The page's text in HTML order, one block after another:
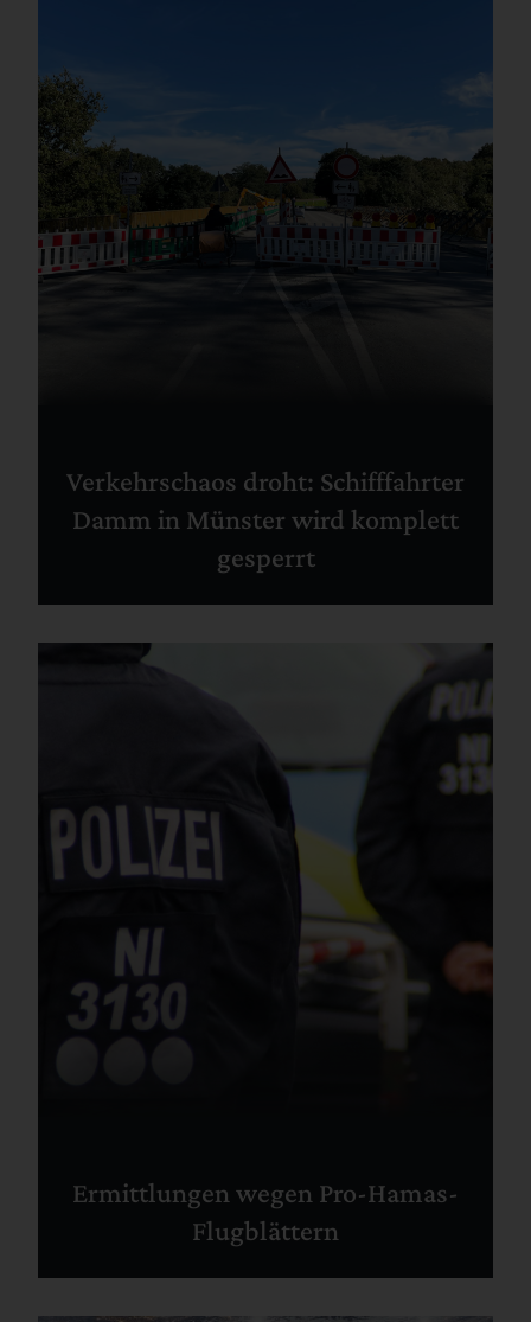
Verkehrschaos droht: Schifffahrter
Damm in Münster wird komplett
gesperrt
Ermittlungen wegen Pro-Hamas-
Flugblättern